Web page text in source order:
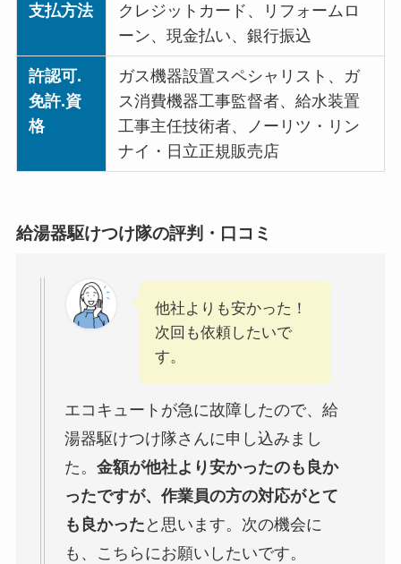
支払方法
クレジットカード、リフォームロ
ーン、現金払い、銀行振込
許認可.
免許.資
格
ガス機器設置スペシャリスト、ガ
ス消費機器工事監督者、給水装置
工事主任技術者、ノーリツ・リン
ナイ・日立正規販売店
給湯器駆けつけ隊の評判・口コミ
他社よりも安かった！
次回も依頼したいで
す。
エコキュートが急に故障したので、給
湯器駆けつけ隊さんに申し込みまし
た。 金額が他社より安かったのも良か
ったですが、作業員の方の対応がとて
も良かった と思います。次の機会に
も、こちらにお願いしたいです。